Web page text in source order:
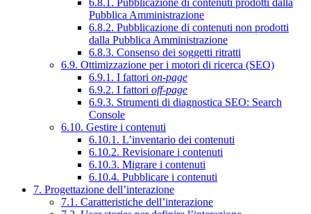
6.8.1. Pubblicazione di contenuti prodotti dalla
Pubblica Amministrazione
6.8.2. Pubblicazione di contenuti non prodotti
dalla Pubblica Amministrazione
6.8.3. Consenso dei soggetti ritratti
6.9. Ottimizzazione per i motori di ricerca (SEO)
6.9.1. I fattori on-page
6.9.2. I fattori off-page
6.9.3. Strumenti di diagnostica SEO: Search
Console
6.10. Gestire i contenuti
6.10.1. L’inventario dei contenuti
6.10.2. Revisionare i contenuti
6.10.3. Migrare i contenuti
6.10.4. Pubblicare i contenuti
7. Progettazione dell’interazione
7.1. Caratteristiche dell’interazione